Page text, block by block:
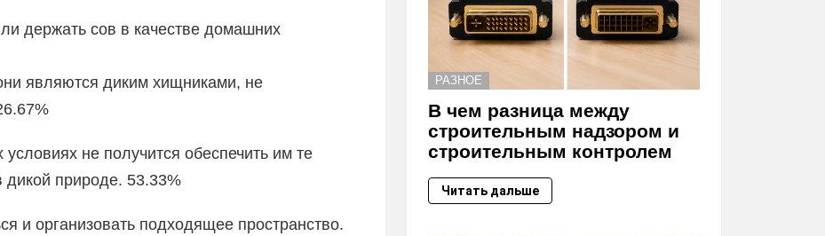
держать сов в качестве домашних
являются диким хищниками, не
не получится обеспечить им те
дикой природе. 53.33%
и организовать подходящее пространство.
РАЗНОЕ
В чем разница между
строительным надзором и
строительным контролем
Читать дальше